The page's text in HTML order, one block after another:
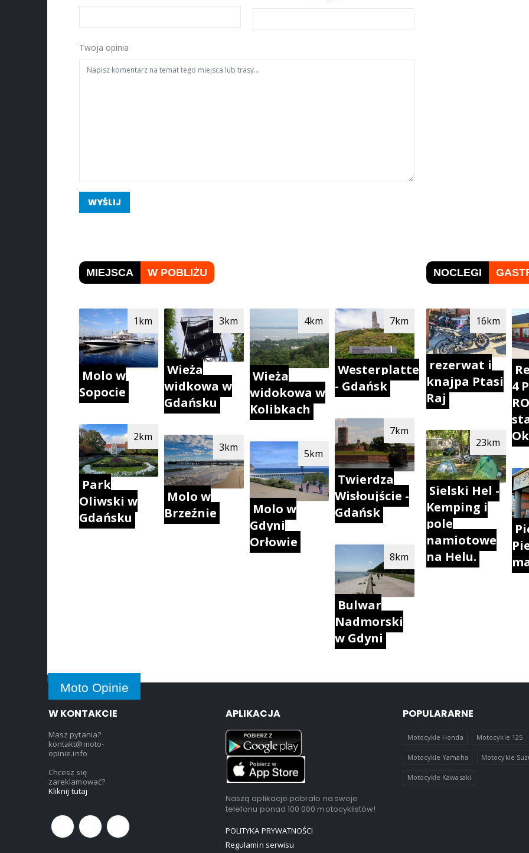
Twoja opinia
WYŚLIJ
MIEJSCA W POBLIŻU
Molo w
Sopocie
1km
Park
Oliwski w
Gdańsku
2km
Wieża
widkowa w
Gdańsku
3km
Molo w
Brzeźnie
3km
Wieża
widokowa w
Kolibkach
4km
Molo w
Gdyni
Orłowie
5km
Westerplatte
- Gdańsk
7km
Twierdza
Wisłoujście -
Gdańsk
7km
Bulwar
Nadmorski
w Gdyni
8km
NOCLEGI
rezerwat i
knajpa Ptasi
Raj
16km
Sielski Hel -
Kemping i
pole
namiotowe
na Helu.
23km
4
Moto Opinie
W KONTAKCIE
Masz pytania?
kontakt@moto-
opinie.info
Chcesz się
zareklamować?
Kliknij tutaj
APLIKACJA
Naszą aplikacje pobrało na swoje
telefonu ponad 100 000 motocyklistów!
POLITYKA PRYWATNOŚCI
Regulamin serwisu
POPULARARNE
Motocykle Honda Motocykle 125
Motocykle Yamaha Motocykle
Motocykle Kawasaki